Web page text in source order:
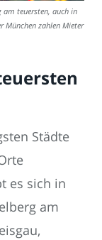
am teuersten, auch in
München zahlen Mieter
Städte
es sich in
am